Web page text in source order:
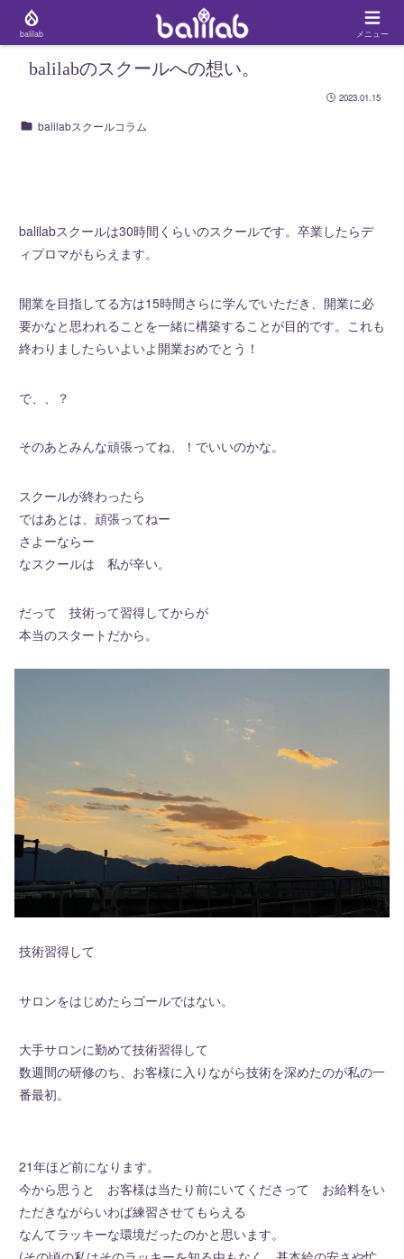
balilabのスクールへの想い。
2023.01.15
balilabスクールコラム
balilabスクールは30時間くらいのスクールです。卒業したらデ
ィプロマがもらえます。
開業を目指してる方は15時間さらに学んでいただき、開業に必
要かなと思われることを一緒に構築することが目的です。これも
終わりましたらいよいよ開業おめでとう！
で、、？
そのあとみんな頑張ってね、！でいいのかな。
スクールが終わったら
ではあとは、頑張ってねー
さよーならー
なスクールは 私が辛い。
だって 技術って習得してからが
本当のスタートだから。
技術習得して
サロンをはじめたらゴールではない。
大手サロンに勤めて技術習得して
数週間の研修のち、お客様に入りながら技術を深めたのが私の一
番最初。
21年ほど前になります。
今から思うと お客様は当たり前にいてくださって お給料をい
ただきながらいわば練習させてもらえる
なんてラッキーな環境だったのかと思います。
balilab メニュー